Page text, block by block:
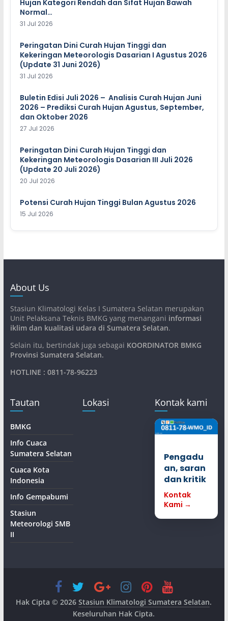
Hujan Kategori Rendah dan Sifat Hujan Bawah
Normal…
31 Jul 2026
Peringatan Dini Curah Hujan Tinggi dan
Kekeringan Meteorologis Dasarian I Agustus 2026
(Update 31 Juni 2026)
31 Jul 2026
Buletin Edisi Juli 2026 – Analisis Curah Hujan Juni
2026 – Prediksi Curah Hujan Agustus, September,
dan Oktober 2026
27 Jul 2026
Peringatan Dini Curah Hujan Tinggi dan
Kekeringan Meteorologis Dasarian III Juli 2026
(Update 20 Juli 2026)
20 Jul 2026
Potensi Curah Hujan Tinggi Bulan Agustus 2026
15 Jul 2026
About Us
Stasiun Klimatologi Kelas I Sumatera Selatan merupakan
Unit Pelaksana Teknis BMKG yang menangani informasi
iklim dan kualitasi udara di Sumatera Selatan.
Selain itu, bertindak juga sebagai KOORDINATOR BMKG
Provinsi Sumatera Selatan.
HOTLINE : 0811-78-96223
Tautan
BMKG
Info Cuaca
Sumatera Selatan
Cuaca Kota
Indonesia
Info Gempabumi
Stasiun
Meteorologi SMB
II
Lokasi Kontak kami
Pengadu
an, saran
dan kritik
Kontak
Kami →
Hak Cipta © 2026Stasiun Klimatologi Sumatera Selatan.
Keseluruhan Hak Cipta.